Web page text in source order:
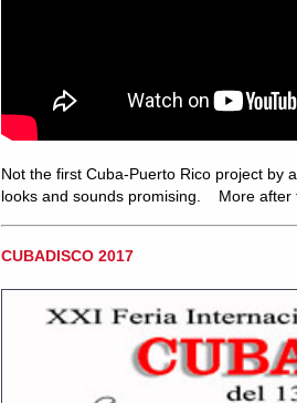
Not the first Cuba-Puerto Rico project by
looks and sounds promising. More
CUBADISCO 2017